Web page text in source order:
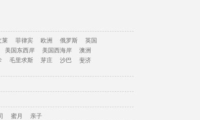
莱 菲律宾 欧洲 俄罗斯
英国
美国东西岸 美国西海岸
澳洲
毛里求斯 芽庄 沙巴
斐济
蜜月 亲子